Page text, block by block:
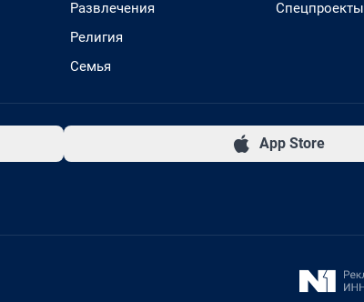
Развлечения
Религия
Семья
Спецпроекты
App Store